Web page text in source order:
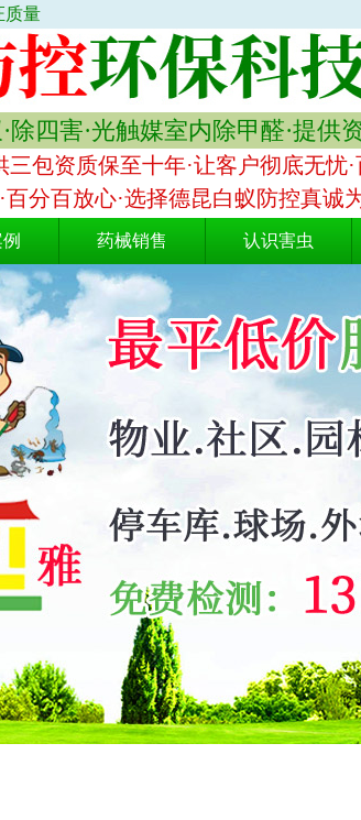
质量
四害·光触媒室内除甲醛·提供
包资质保至十年·让客户彻底无忧
分百放心·选择德昆白蚁防控真诚
药械销售 认识害虫